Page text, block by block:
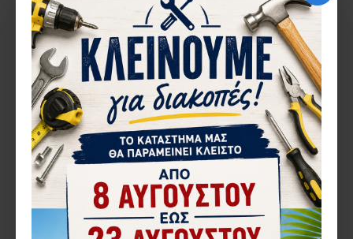
ΠΕΡΙΣΣΌΤΕΡΑ ΑΠΌ ΤΗΝ ΙΔΙΑ ΜΆΡΚΑ
ΚΙΤ ΣΥΡ/ΝΩΝ INTERBLOCK EVO D4 4ΣΗΜΕΙΩΝ ΠΟΡΤΑΣ ΓΙΑ ΟΛΕΣ ΤΙΣ ΣΕΙΡΕΣ ΑΛΟΥΜΙΝΙΟΥ
44,33€ 21,70€
ΠΕΡΙΓΡΑ΄ΦΉ
ΚΛΕΙΔΑΡΙΑ INTERBLOCK EVO ΓΙΑ ΟΛΕΣ ΤΙΣ ΣΕΙΡΕΣ ΑΛΟΥΜΙΝΙΟΥ
ΣΕ ΛΕΥΚΟ Η ΜΑΥΡΟ ΧΡΩΜΑ
ΑΞΙΟΛΟΓΉΣΕΙΣ